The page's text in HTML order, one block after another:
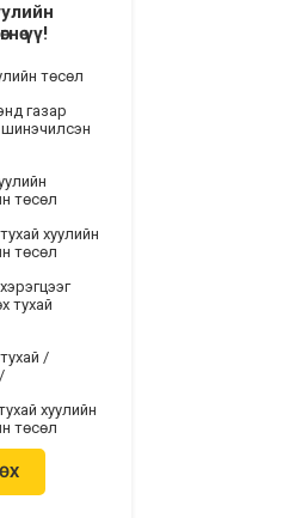
үү!
төсөл
газар
шинэчилсэн
төсөл
хуулийн
төсөл
тухай
/
хуулийн
төсөл